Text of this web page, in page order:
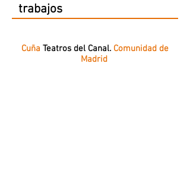
trabajos
Cuña Teatros del Canal. Comunidad de
Madrid